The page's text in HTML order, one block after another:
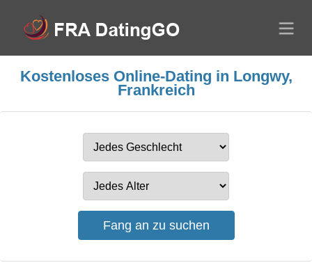
Kostenloses Online-Dating in Longwy,
Frankreich